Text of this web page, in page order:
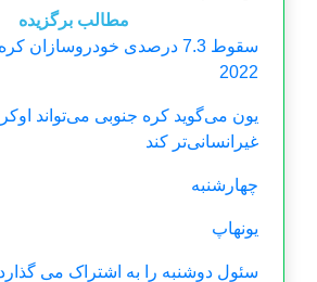
مطالب برگزیده
سقوط 7.3 درصدی خودروسازان
2022
یون می‌گوید کره جنوبی می‌تواند
غیرانسانی‌تر کند
چهارشنبه
یونهاپ
سئول دوشنبه را به اشتراک می